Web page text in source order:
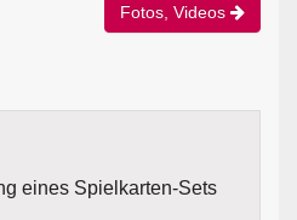
Fotos, Videos
eines Spielkarten-Sets